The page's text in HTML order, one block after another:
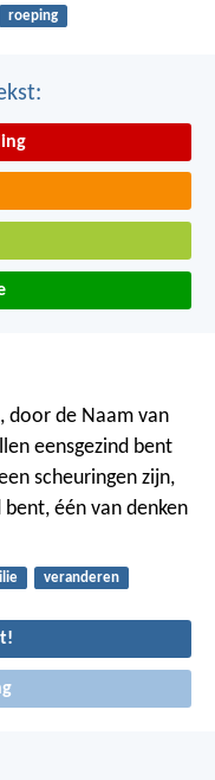
roeping
door de Naam van
eensgezind bent
scheuringen zijn,
één van denken
veranderen